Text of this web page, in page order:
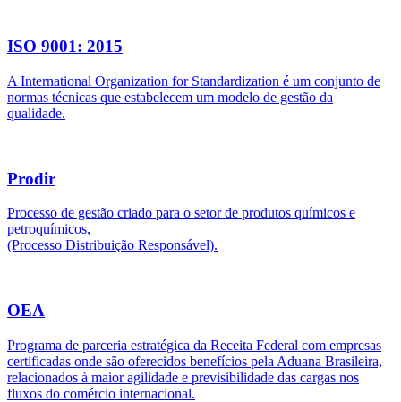
ISO 9001: 2015
A International Organization for Standardization é um conjunto de
normas técnicas que estabelecem um modelo de gestão da
qualidade.
Prodir
Processo de gestão criado para o setor de produtos químicos e
petroquímicos,
(Processo Distribuição Responsável).
OEA
Programa de parceria estratégica da Receita Federal com empresas
certificadas onde são oferecidos benefícios pela Aduana Brasileira,
relacionados à maior agilidade e previsibilidade das cargas nos
fluxos do comércio internacional.